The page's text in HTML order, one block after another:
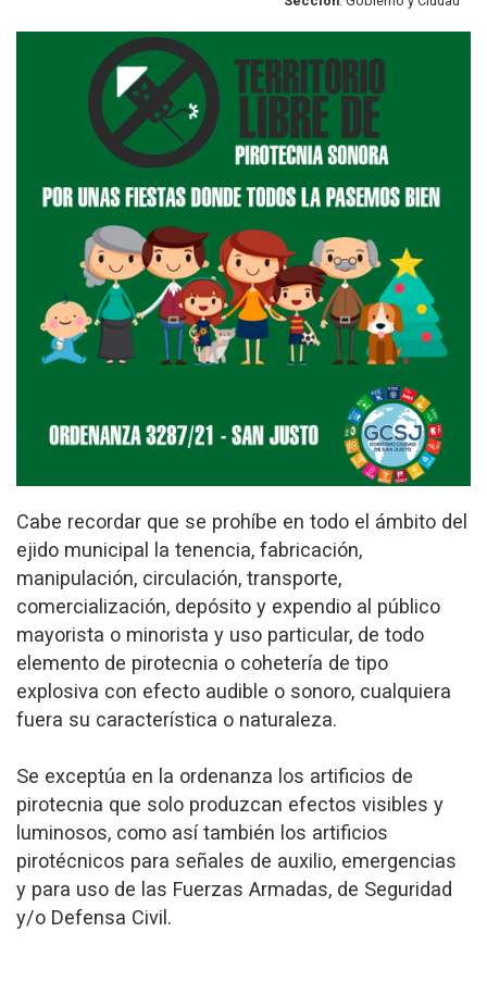
Cabe recordar que se prohíbe en todo el ámbito del
ejido municipal la tenencia, fabricación,
manipulación, circulación, transporte,
comercialización, depósito y expendio al público
mayorista o minorista y uso particular, de todo
elemento de pirotecnia o cohetería de tipo
explosiva con efecto audible o sonoro, cualquiera
fuera su característica o naturaleza.
Se exceptúa en la ordenanza los artificios de
pirotecnia que solo produzcan efectos visibles y
luminosos, como así también los artificios
pirotécnicos para señales de auxilio, emergencias
y para uso de las Fuerzas Armadas, de Seguridad
y/o Defensa Civil.